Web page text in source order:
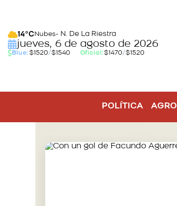
14°C Nubes- N. De La Riestra
jueves, 6 de agosto de 2026
Blue: $1520/$1540 Oficial:$1470/$1520
POLÍTICA AGRO